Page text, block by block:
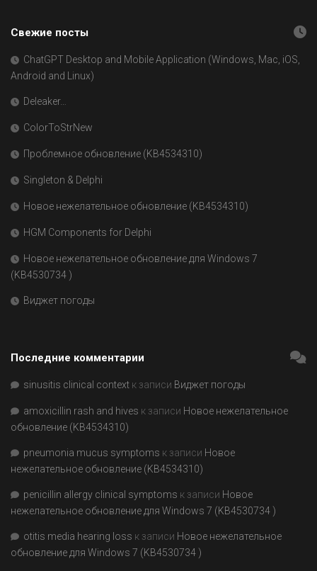
Свежие посты
ChatGPT Desktop and Mobile Application (Windows, Mac, iOS,
Android and Linux)
Deleaker…
ColorToStrNew
Проблемное обновление (KB4534310)
Singleton & Delphi
Новое нежелательное обновление (KB4534310)
HGM Components for Delphi
Новое нежелательное обновление для Windows 7
(KB4530734 )
Виджет погоды
Последние комментарии
sinusitis clinical context к записи Виджет погоды
amoxicillin rash and hives к записи Новое нежелательное
обновление (KB4534310)
pneumonia mucus symptoms к записи Новое
нежелательное обновление (KB4534310)
penicillin allergy clinical symptoms к записи Новое
нежелательное обновление для Windows 7 (KB4530734 )
otitis media hearing loss к записи Новое нежелательное
обновление для Windows 7 (KB4530734 )